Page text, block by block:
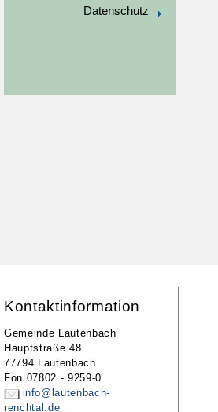
Datenschutz
Kontaktinformation
Gemeinde Lautenbach
Hauptstraße 48
77794 Lautenbach
Fon 07802 - 9259-0
info@lautenbach-
renchtal.de